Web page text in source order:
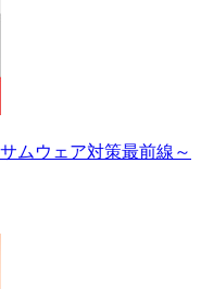
ムウェア対策最前線～